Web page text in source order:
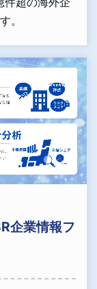
。
企業情報フ